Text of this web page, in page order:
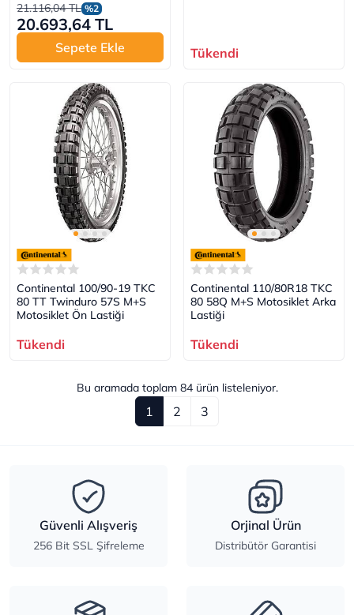
21.116,04 TL %2
20.693,64 TL
Sepete Ekle Tükendi
Continental 100/90-19 TKC
80 TT Twinduro 57S M+S
Motosiklet Ön Lastiği
Tükendi
Continental 110/80R18 TKC
80 58Q M+S Motosiklet Arka
Lastiği
Tükendi
Bu aramada toplam 84ürün listeleniyor.
1 2 3
Güvenli Alışveriş
256 Bit SSL Şifreleme
Orjinal Ürün
Distribütör Garantisi